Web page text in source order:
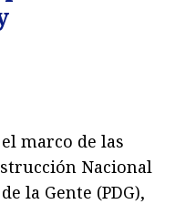
marco de las
Nacional
la Gente (PDG),